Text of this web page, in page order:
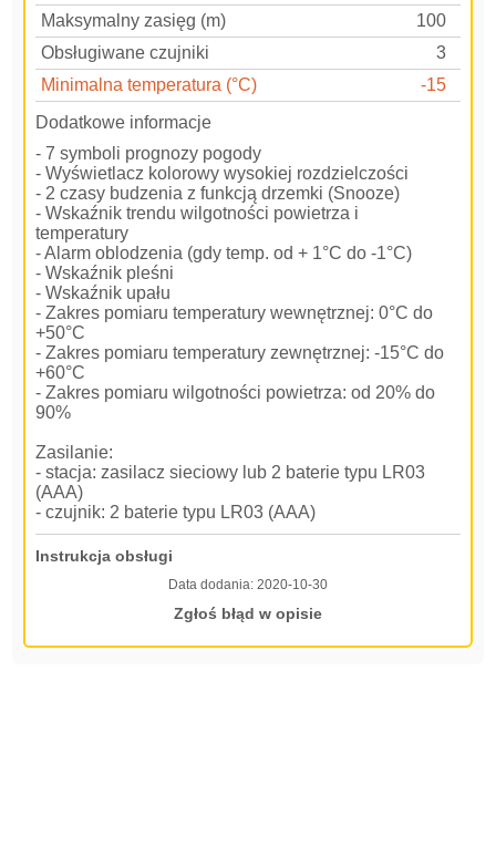
Maksymalny zasięg (m)
100
Obsługiwane czujniki
3
Minimalna temperatura (°C)
-15
Dodatkowe informacje
- 7 symboli prognozy pogody
- Wyświetlacz kolorowy wysokiej rozdzielczości
- 2 czasy budzenia z funkcją drzemki (Snooze)
- Wskaźnik trendu wilgotności powietrza i
temperatury
- Alarm oblodzenia (gdy temp. od + 1°C do -1°C)
- Wskaźnik pleśni
- Wskaźnik upału
- Zakres pomiaru temperatury wewnętrznej: 0°C do
+50°C
- Zakres pomiaru temperatury zewnętrznej: -15°C do
+60°C
- Zakres pomiaru wilgotności powietrza: od 20% do
90%
Zasilanie:
- stacja: zasilacz sieciowy lub 2 baterie typu LR03
(AAA)
- czujnik: 2 baterie typu LR03 (AAA)
Instrukcja obsługi
Data dodania: 2020-10-30
Zgłoś błąd w opisie